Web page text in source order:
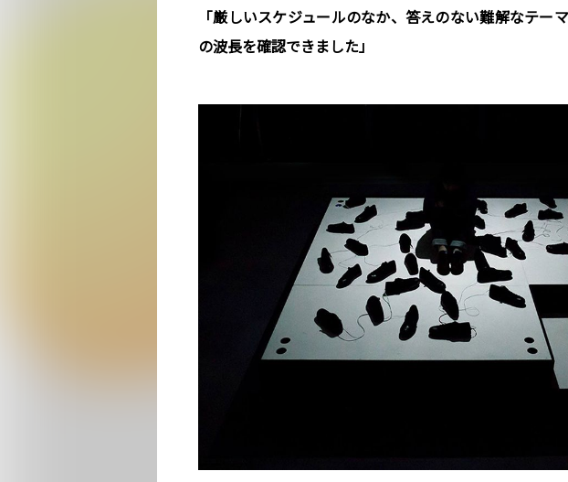
「厳しいスケジュールのなか、答えのない難解なテー
の波長を確認できました」